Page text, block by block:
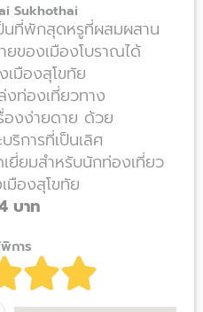
Sukhothai
นที่พักสุดหรูที่ผสมผสาน
ของเมืองโบราณได้
มืองสุโขทัย
งท่องเที่ยวทาง
องง่ายดาย ด้วย
ริการที่เป็นเลิศ
ยี่ยมสำหรับนักท่องเที่ยว
มืองสุโขทัย
บาท
การ